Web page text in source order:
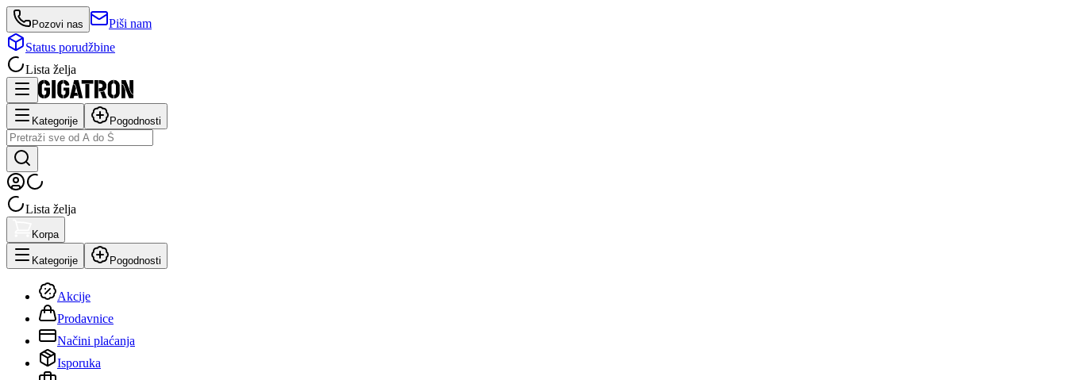
Pozovi nas
Piši nam
Status porudžbine
Lista želja
Kategorije Pogodnosti
Lista želja
Korpa
Kategorije Pogodnosti
Akcije
Prodavnice
Načini plaćanja
Isporuka